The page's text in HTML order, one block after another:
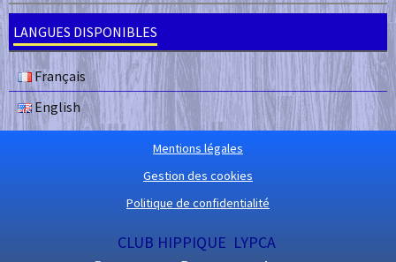
LANGUES DISPONIBLES
Français
English
Mentions légales
Gestion des cookies
Politique de confidentialité
CLUB HIPPIQUE LYPCA